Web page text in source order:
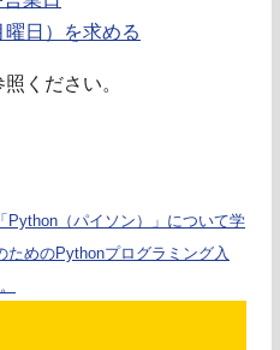
日）を求める
ください。
（パイソン）」について学
めのPythonプログラミング入